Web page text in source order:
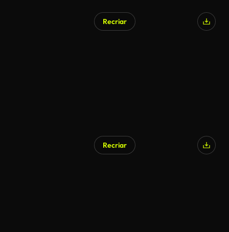
Recriar
Recriar